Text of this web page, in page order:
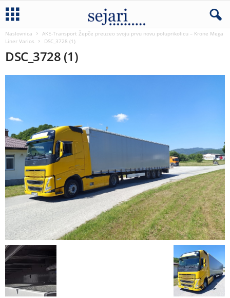
Naslovnica
AKE-Transport Žepče preuzeo svoju prvu novu poluprikolicu – Krone Mega
Liner Varios
DSC_3728 (1)
DSC_3728 (1)